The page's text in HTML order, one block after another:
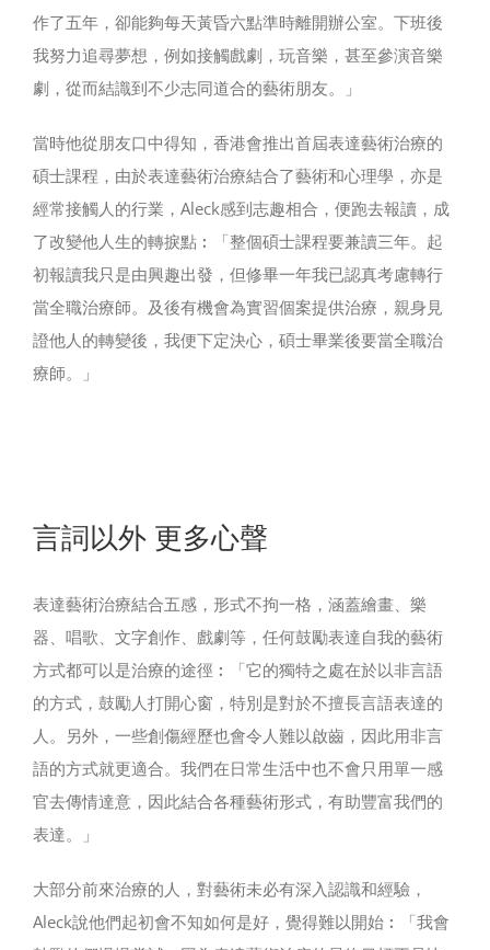
作了五年，卻能夠每天黃昏六點準時離開辦公室。下班後
我努力追尋夢想，例如接觸戲劇，玩音樂，甚至參演音樂
劇，從而結識到不少志同道合的藝術朋友。」
當時他從朋友口中得知，香港會推出首屆表達藝術治療的
碩士課程，由於表達藝術治療結合了藝術和心理學，亦是
經常接觸人的行業，Aleck感到志趣相合，便跑去報讀，成
了改變他人生的轉捩點︰「整個碩士課程要兼讀三年。起
初報讀我只是由興趣出發，但修畢一年我已認真考慮轉行
當全職治療師。及後有機會為實習個案提供治療，親身見
證他人的轉變後，我便下定決心，碩士畢業後要當全職治
療師。」
言詞以外 更多心聲
表達藝術治療結合五感，形式不拘一格，涵蓋繪畫、樂
器、唱歌、文字創作、戲劇等，任何鼓勵表達自我的藝術
方式都可以是治療的途徑︰「它的獨特之處在於以非言語
的方式，鼓勵人打開心窗，特別是對於不擅長言語表達的
人。另外，一些創傷經歷也會令人難以啟齒，因此用非言
語的方式就更適合。我們在日常生活中也不會只用單一感
官去傳情達意，因此結合各種藝術形式，有助豐富我們的
表達。」
大部分前來治療的人，對藝術未必有深入認識和經驗，
Aleck說他們起初會不知如何是好，覺得難以開始︰「我會